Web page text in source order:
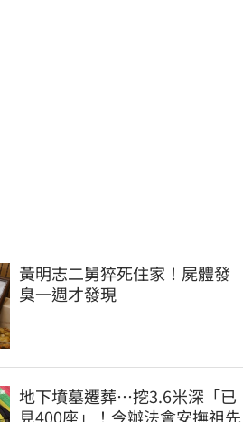
黃明志二舅猝死住家！屍體發
臭一週才發現
地下墳墓遷葬…挖3.6米深「已
見400座」！今辦法會安撫祖先